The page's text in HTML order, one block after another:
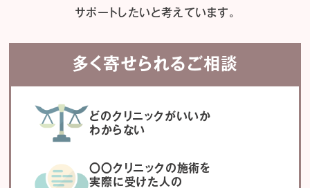
サポートしたいと考えています。
多く寄せられるご相談
どのクリニックがいいか
わからない
〇〇クリニックの施術を
実際に受けた人の